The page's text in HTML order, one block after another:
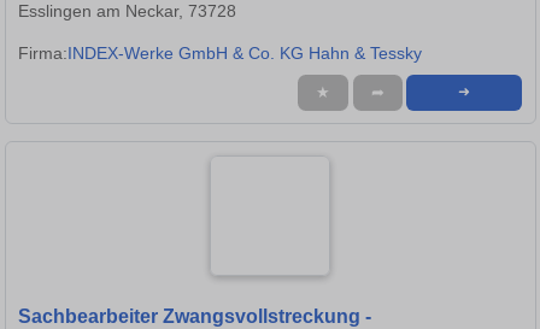
Esslingen am Neckar, 73728
Firma:INDEX-Werke GmbH & Co. KG Hahn & Tessky
★ ➦ ➜
Sachbearbeiter Zwangsvollstreckung -